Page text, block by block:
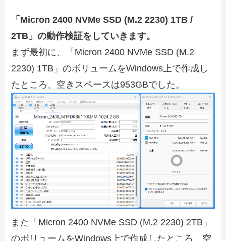
「Micron 2400 NVMe SSD (M.2 2230) 1TB /
2TB」の動作検証をしていきます。
まず最初に、「Micron 2400 NVMe SSD (M.2
2230) 1TB」のボリュームをWindows上で作成し
たところ、空きスペースは953GBでした。
また「Micron 2400 NVMe SSD (M.2 2230) 2TB」
のボリュームをWindows上で作成したところ、空